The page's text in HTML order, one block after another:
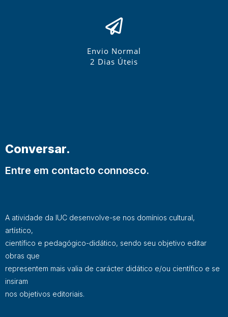
Envio Normal
2 Dias Úteis
Conversar.
Entre em contacto connosco.
A atividade da IUC desenvolve-se nos domínios cultural,
artístico,
científico e pedagógico-didático, sendo seu objetivo editar
obras que
representem mais valia de carácter didático e/ou científico e se
insiram
nos objetivos editoriais.